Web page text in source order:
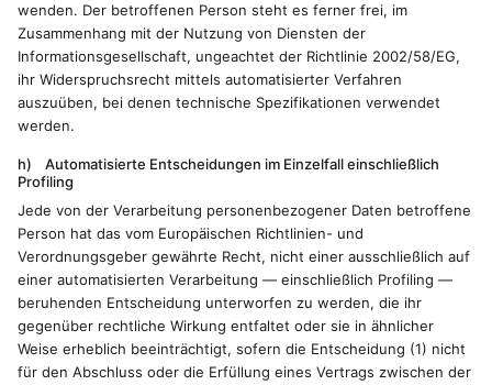
wenden. Der betroffenen Person steht es ferner frei, im
Zusammenhang mit der Nutzung von Diensten der
Informationsgesellschaft, ungeachtet der Richtlinie 2002/58/EG,
ihr Widerspruchsrecht mittels automatisierter Verfahren
auszuüben, bei denen technische Spezifikationen verwendet
werden.
h) Automatisierte Entscheidungen im Einzelfall einschließlich
Profiling
Jede von der Verarbeitung personenbezogener Daten betroffene
Person hat das vom Europäischen Richtlinien- und
Verordnungsgeber gewährte Recht, nicht einer ausschließlich auf
einer automatisierten Verarbeitung — einschließlich Profiling —
beruhenden Entscheidung unterworfen zu werden, die ihr
gegenüber rechtliche Wirkung entfaltet oder sie in ähnlicher
Weise erheblich beeinträchtigt, sofern die Entscheidung (1) nicht
für den Abschluss oder die Erfüllung eines Vertrags zwischen der